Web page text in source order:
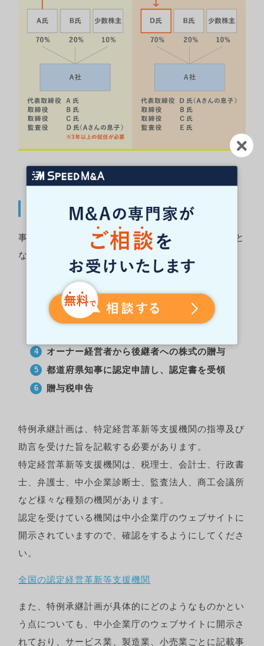
手続の要約
事業承継税制の手続を簡単に要約すると下記の流れと
なります。
特例承継計画の作成
特例承継計画を都道府県知事に提出
オーナー経営者から後継者への株式の贈与
都道府県知事に認定申請し、認定書を受領
贈与税申告
特例承継計画は、特定経営革新等支援機関の指導及び
助言を受けた旨を記載する必要があります。
特定経営革新等支援機関は、税理士、会計士、行政書
士、弁護士、中小企業診断士、監査法人、商工会議所
など様々な種類の機関があります。
認定を受けている機関は中小企業庁のウェブサイトに
開示されていますので、確認をするようにしてくださ
い。
全国の認定経営革新等支援機関
また、特例承継計画が具体的にどのようなものかとい
う点についても、中小企業庁のウェブサイトに開示さ
れており、サービス業、製造業、小売業ごとに記載事